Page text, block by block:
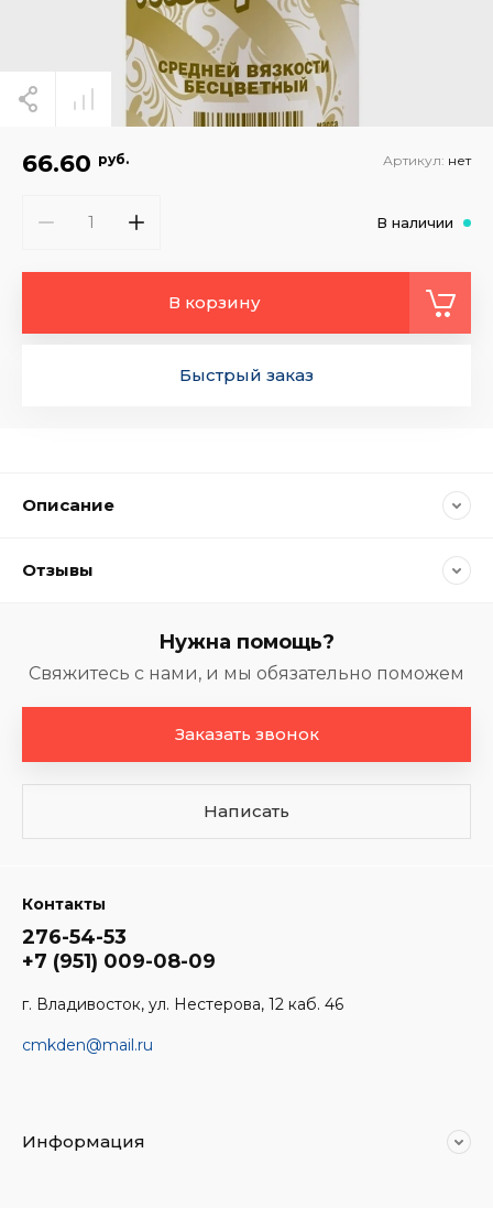
66.60 руб. Артикул: нет
В наличии
В корзину
Быстрый заказ
Описание
Отзывы
Нужна помощь?
Свяжитесь с нами, и мы обязательно поможем
Заказать звонок
Написать
Контакты
276-54-53
+7 (951) 009-08-09
г. Владивосток, ул. Нестерова, 12 каб. 46
cmkden@mail.ru
Информация